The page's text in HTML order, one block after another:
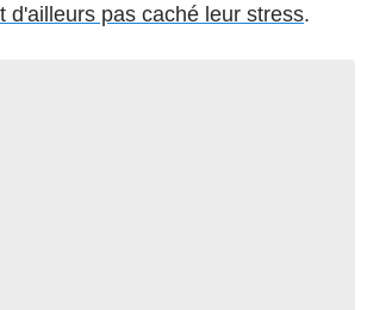
d'ailleurs pas caché leur stress.